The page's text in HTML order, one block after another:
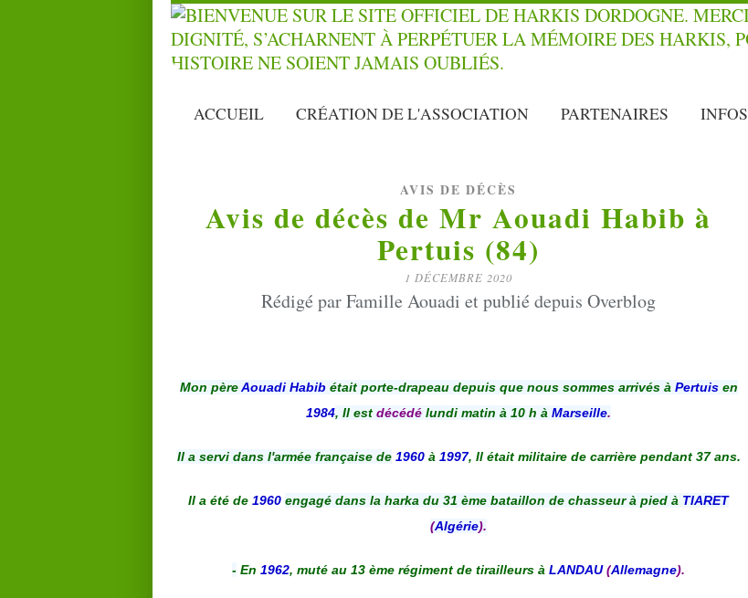
ACCUEIL CRÉATION DE L'ASSOCIATION PARTENAIRES INFOS
AVIS DE DÉCÈS
Avis de décès de Mr Aouadi Habib à
Pertuis (84)
1 DÉCEMBRE 2020
Rédigé par Famille Aouadi et publié depuis Overblog
Mon père Aouadi Habib était porte-drapeau depuis que nous sommes arrivés à Pertuis en
1984, Il est décédé lundi matin à 10 h à Marseille.
Il a servi dans l'armée française de 1960à 1997, Il était militaire de carrière pendant 37 ans.
Il a été de 1960 engagé dans la harka du 31 ème bataillon de chasseur à pied à TIARET
(Algérie).
- En 1962, muté au 13 ème régiment de tirailleurs à LANDAU(Allemagne).